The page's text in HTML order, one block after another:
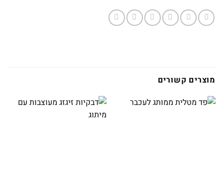
מוצרים קשורים